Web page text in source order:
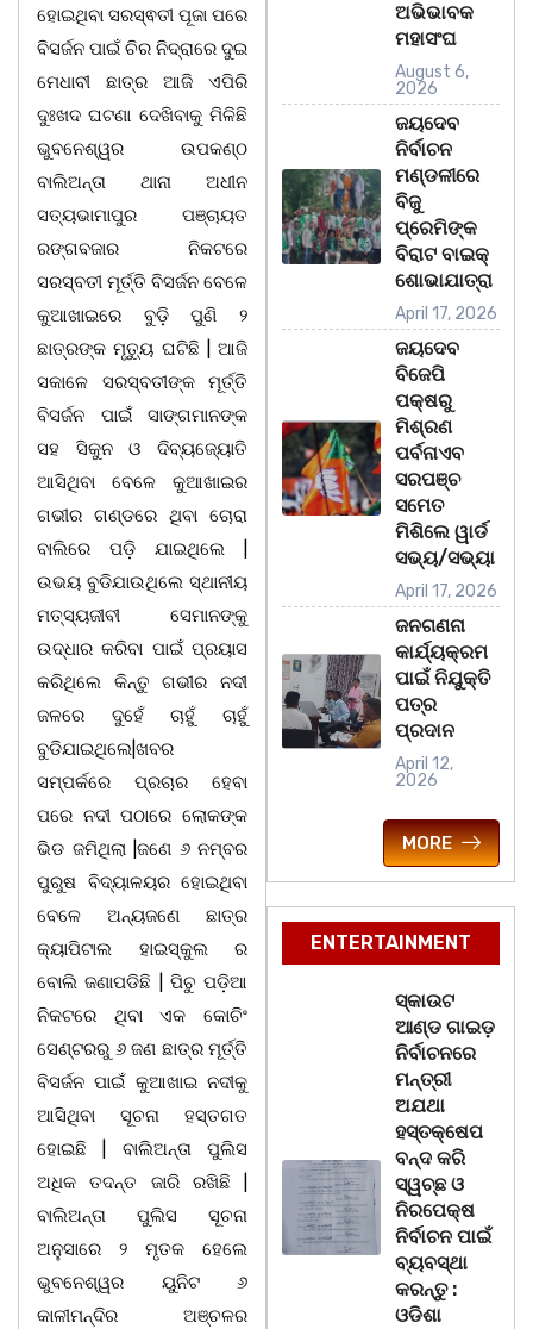
ହୋଇଥିବା ସରସ୍ଵତୀ ପୂଜା ପରେ
ବିସର୍ଜନ ପାଇଁ ଚିର ନିଦ୍ରାରେ ଦୁଇ
ମେଧାବୀ ଛାତ୍ର ଆଜି ଏପିରି
ଦୁଃଖଦ ଘଟଣା ଦେଖିବାକୁ ମିଳିଛି
ଭୁବନେଶ୍ୱର ଉପକଣ୍ଠ
ବାଲିଅନ୍ତା ଥାନା ଅଧୀନ
ସତ୍ୟଭାମାପୁର ପଞ୍ଚାୟତ
ରଙ୍ଗବଜାର ନିକଟରେ
ସରସ୍ବତୀ ମୂର୍ତ୍ତି ବିସର୍ଜନ ବେଳେ
କୁଆଖାଇରେ ବୁଡ଼ି ପୁଣି ୨
ଛାତ୍ରଙ୍କ ମୃତ୍ୟୁ ଘଟିଛି | ଆଜି
ସକାଳେ ସରସ୍ବତୀଙ୍କ ମୂର୍ତ୍ତି
ବିସର୍ଜନ ପାଇଁ ସାଙ୍ଗମାନଙ୍କ
ସହ ସିକୁନ ଓ ଦିବ୍ୟଜ୍ୟୋତି
ଆସିଥିବା ବେଳେ କୁଆଖାଇର
ଗଭୀର ଗଣ୍ଡରେ ଥିବା ଚୋରା
ବାଲିରେ ପଡ଼ି ଯାଇଥିଲେ |
ଉଭୟ ବୁଡିଯାଉଥିଲେ ସ୍ଥାନୀୟ
ମତ୍ସ୍ୟଜୀବୀ ସେମାନଙ୍କୁ
ଉଦ୍ଧାର କରିବା ପାଇଁ ପ୍ରୟାସ
କରିଥିଲେ କିନ୍ତୁ ଗଭୀର ନଦୀ
ଜଳରେ ଦୁହେଁ ଚାହୁଁ ଚାହୁଁ
ବୁଡିଯାଇଥିଲେ|ଖବର
ସମ୍ପର୍କରେ ପ୍ରଚାର ହେବା
ପରେ ନଦୀ ପଠାରେ ଲୋକଙ୍କ
ଭିଡ ଜମିଥିଲା |ଜଣେ ୬ ନମ୍ବର
ପୁରୁଷ ବିଦ୍ୟାଳୟର ହୋଇଥିବା
ବେଳେ ଅନ୍ୟଜଣେ ଛାତ୍ର
କ୍ୟାପିଟାଲ ହାଇସ୍କୁଲ ର
ବୋଲି ଜଣାପଡିଛି | ପିଚୁ ପଡ଼ିଆ
ନିକଟରେ ଥିବା ଏକ କୋଚିଂ
ସେଣ୍ଟରରୁ ୬ ଜଣ ଛାତ୍ର ମୂର୍ତ୍ତି
ବିସର୍ଜନ ପାଇଁ କୁଆଖାଇ ନଦୀକୁ
ଆସିଥିବା ସୂଚନା ହସ୍ତଗତ
ହୋଇଛି | ବାଲିଅନ୍ତା ପୁଲିସ
ଅଧିକ ତଦନ୍ତ ଜାରି ରଖିଛି |
ବାଲିଅନ୍ତା ପୁଲିସ ସୂଚନା
ଅନୁସାରେ ୨ ମୃତକ ହେଲେ
ଭୁବନେଶ୍ୱର ୟୁନିଟ ୬
କାଳୀମନ୍ଦିର ଅଞ୍ଚଳର
ଅଭିଭାବକ
ମହାସଂଘ
August 6,
2026
ଜୟଦେବ
ନିର୍ବାଚନ
ମଣ୍ଡଳୀରେ
ବିଜୁ
ପ୍ରେମିଙ୍କ
ବିରାଟ ବାଇକ୍
ଶୋଭାଯାତ୍ରା
April 17, 2026
ଜୟଦେବ
ବିଜେପି
ପକ୍ଷରୁ
ମିଶ୍ରଣ
ପର୍ବନାଏବ
ସରପଞ୍ଚ
ସମେତ
ମିଶିଲେ ୱାର୍ଡ
ସଭ୍ୟ/ସଭ୍ୟା
April 17, 2026
ଜନଗଣନା
କାର୍ଯ୍ୟକ୍ରମ
ପାଇଁ ନିଯୁକ୍ତି
ପତ୍ର
ପ୍ରଦାନ
April 12,
2026
MORE
ENTERTAINMENT
ସ୍କାଉଟ
ଆଣ୍ଡ ଗାଇଡ଼
ନିର୍ବାଚନରେ
ମନ୍ତ୍ରୀ
ଅଯଥା
ହସ୍ତକ୍ଷେପ
ବନ୍ଦ କରି
ସ୍ୱଚ୍ଛ ଓ
ନିରପେକ୍ଷ
ନିର୍ବାଚନ ପାଇଁ
ବ୍ୟବସ୍ଥା
କରନ୍ତୁ :
ଓଡିଶା